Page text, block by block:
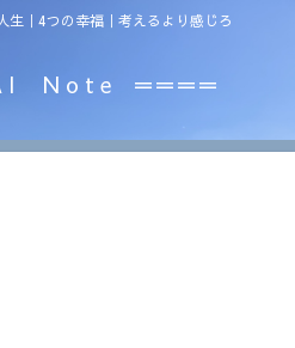
生｜4つの幸福｜考えるより感じろ
I N o t e ＝＝＝＝